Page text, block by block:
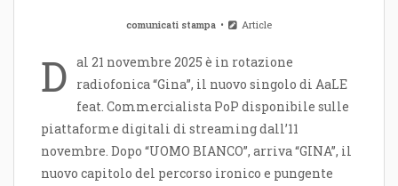
comunicati stampa Article
D al 21 novembre 2025 è in rotazione
radiofonica “Gina”, il nuovo singolo di AaLE
feat. Commercialista PoP disponibile sulle
piattaforme digitali di streaming dall’11
novembre. Dopo “UOMO BIANCO”, arriva “GINA”, il
nuovo capitolo del percorso ironico e pungente